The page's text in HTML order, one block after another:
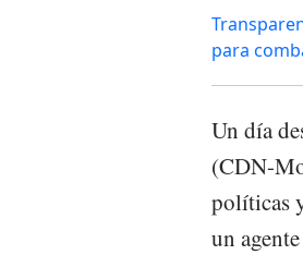
para
Un día
(CDN-
políticas
un